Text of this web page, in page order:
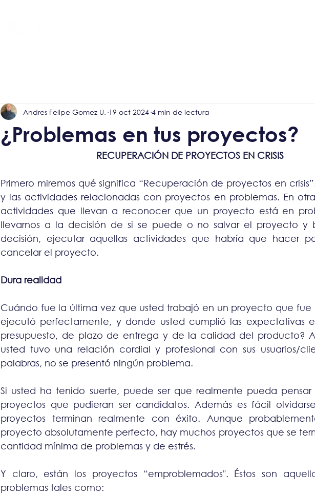
¿Problemas en tus proyectos?
Andres Felipe Gomez U. 19 oct 2024 4 min de lectura
RECUPERACIÓN DE PROYECTOS EN CRISIS
Primero miremos qué significa “Recuperación de proyectos en
y las actividades relacionadas con proyectos en problemas. En
actividades que llevan a reconocer que un proyecto está en
llevarnos a la decisión de si se puede o no salvar el proyecto y
decisión, ejecutar aquellas actividades que habría que hacer
cancelar el proyecto.
Dura realidad
Cuándo fue la última vez que usted trabajó en un proyecto que fue
ejecutó perfectamente, y donde usted cumplió las expectativas
presupuesto, de plazo de entrega y de la calidad del producto?
usted tuvo una relación cordial y profesional con sus usuarios/
palabras, no se presentó ningún problema.
Si usted ha tenido suerte, puede ser que realmente pueda
proyectos que pudieran ser candidatos. Además es fácil
proyectos terminan realmente con éxito. Aunque
proyecto absolutamente perfecto, hay muchos proyectos que se
cantidad mínima de problemas y de estrés.
Y claro, están los proyectos “emproblemados". Éstos son
problemas tales como: